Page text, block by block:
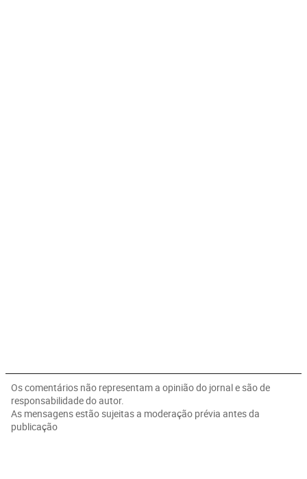
Os comentários não representam a opinião do jornal e são de
responsabilidade do autor.
As mensagens estão sujeitas a moderação prévia antes da
publicação